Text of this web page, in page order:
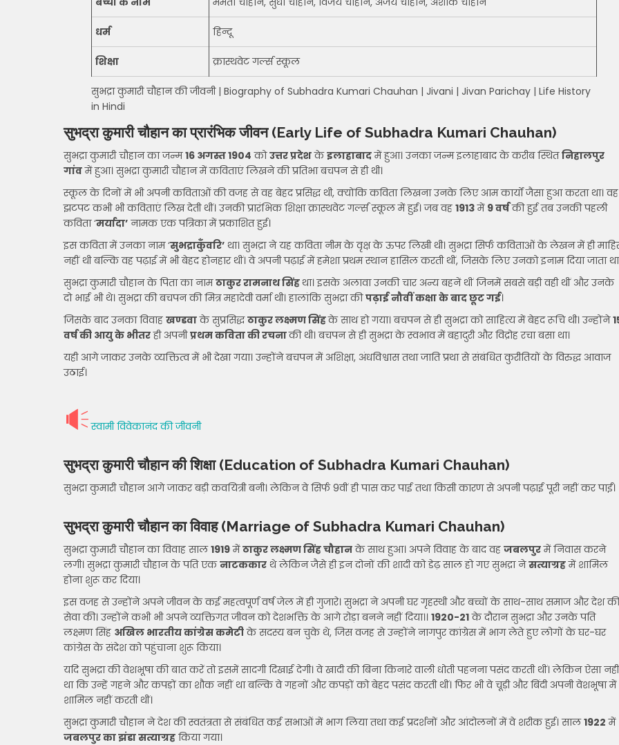
धर्म हिन्दू
शिक्षा क्रास्थवेट गर्ल्स स्कूल
सुभद्रा कुमारी चौहान की जीवनी | Biography of Subhadra Kumari Chauhan | Jivani | Jivan Parichay | Life History
in Hindi
सुभद्रा कुमारी चौहान का प्रारंभिक जीवन(Early Life of Subhadra Kumari Chauhan)
सुभद्रा कुमारी चौहान का जन्म16 अगस्त 1904 कोउत्तर प्रदेशकेइलाहाबादमें हुआ। उनका जन्म इलाहाबाद के करीब स्थितनिहालपुर
गांवमें हुआ। सुभद्रा कुमारी चौहान में कविताएं लिखने की प्रतिभा बचपन से ही थी।
स्कूल के दिनों में भी अपनी कविताओं की वजह से वह बेहद प्रसिद्ध थी, क्योंकि कविता लिखना उनके लिए आम कार्यों जैसा हुआ करता था। वह
झटपट कभी भी कविताएं लिख देती थीं। उनकी प्रारंभिक शिक्षा क्रास्थवेट गर्ल्स स्कूल में हुई। जब वह 1913में 9 वर्षकी हुई तब उनकी पहली
कविता ‘मर्यादा’ नामक एक पत्रिका में प्रकाशित हुई।
इस कविता में उनका नाम ‘सुभद्राकुँवरि’ था। सुभद्रा ने यह कविता नीम के वृक्ष के ऊपर लिखी थी। सुभद्रा सिर्फ कविताओं के लेखन में ही
नहीं थी बल्कि वह पढ़ाई में भी बेहद होनहार थीं। वे अपनी पढ़ाई में हमेशा प्रथम स्थान हासिल करती थीं, जिसके लिए उनको इनाम दिया जाता
सुभद्रा कुमारी चौहान के पिता का नामठाकुर रामनाथ सिंह था। इसके अलावा उनकी चार अन्य बहनें थीं जिनमें सबसे बड़ी वही थीं और उनके
दो भाई भी थे। सुभद्रा की बचपन की मित्र महादेवी वर्मा थी। हालांकि सुभद्रा कीपढ़ाई नौवीं कक्षा के बाद छूट गई।
जिसके बाद उनका विवाह खण्डवाके सुप्रसिद्धठाकुर लक्ष्मण सिंहके साथ हो गया। बचपन से ही सुभद्रा को साहित्य में बेहद रूचि थी। उन्होंने
वर्ष की आयु के भीतरही अपनीप्रथम कविता की रचनाकी थी। बचपन से ही सुभद्रा के स्वभाव में बहादुरी और विद्रोह रचा बसा था।
यही आगे जाकर उनके व्यक्तित्व में भी देखा गया। उन्होंने बचपन में अशिक्षा, अंधविश्वास तथा जाति प्रथा से संबंधित कुरीतियों के विरुद्ध आवाज
उठाई।
स्वामी विवेकानंद की जीवनी
सुभद्रा कुमारी चौहानकी शिक्षा(Education of Subhadra Kumari Chauhan)
सुभद्रा कुमारी चौहान आगे जाकर बड़ी कवयित्री बनी। लेकिन वे सिर्फ 9वीं ही पास कर पाई तथा किसी कारण से अपनी पढ़ाई पूरी नहीं कर पाईं।
सुभद्रा कुमारी चौहान का विवाह(Marriage of Subhadra Kumari Chauhan)
सुभद्रा कुमारी चौहान का विवाह साल1919मेंठाकुर लक्ष्मण सिंह चौहानके साथ हुआ। अपने विवाह के बाद वह जबलपुरमें निवास करने
लगी। सुभद्रा कुमारी चौहान के पति एकनाटककार थे लेकिन जैसे ही इन दोनों की शादी को डेढ़ साल हो गए सुभद्रा नेसत्याग्रहमें शामिल
होना शुरू कर दिया।
इस वजह से उन्होंने अपने जीवन के कई महत्वपूर्ण वर्ष जेल में ही गुजारे। सुभद्रा ने अपनी घर गृहस्थी और बच्चों के साथ-साथ समाज और देश की
सेवा की। उन्होंने कभी भी अपने व्यक्तिगत जीवन को देशभक्ति के आगे रोड़ा बनने नहीं दिया।। 1920-21के दौरान सुभद्रा और उनके पति
लक्ष्मण सिंह अखिल भारतीय कांग्रेस कमेटीके सदस्य बन चुके थे, जिस वजह से उन्होंने नागपुर कांग्रेस में भाग लेते हुए लोगों के घर-घर
कांग्रेस के संदेश को पहुंचाना शुरू किया।
यदि सुभद्रा की वेशभूषा की बात करें तो इसमें सादगी दिखाई देगी। वे खादी की बिना किनारे वाली धोती पहनना पसंद करती थीं। लेकिन ऐसा नहीं
था कि उन्हें गहने और कपड़ों का शौक नहीं था बल्कि वे गहनों और कपड़ों को बेहद पसंद करती थीं। फिर भी वे चूड़ी और बिंदी अपनी वेशभूषा में
शामिल नहीं करती थीं।
सुभद्रा कुमारी चौहान ने देश की स्वतंत्रता से संबंधित कई सभाओं में भाग लिया तथा कई प्रदर्शनों और आंदोलनों में वे शरीक हुई। साल1922 में
जबलपुर का झंडा सत्याग्रह किया गया।